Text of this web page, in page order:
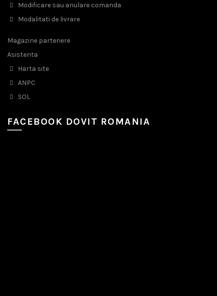
Modificare sau anulare comanda
Modalitati de livrare
Magazine partenere
Asistenta
Harta site
ANPC
SOL
FACEBOOK DOVIT ROMANIA